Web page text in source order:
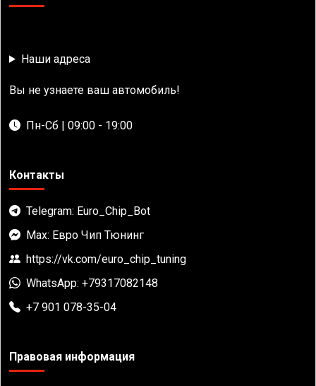
Наши адреса
Вы не узнаете ваш автомобиль!
Пн-Сб | 09:00 - 19:00
Контакты
Telegram: Euro_Chip_Bot
Max: Евро Чип Тюнинг
https://vk.com/euro_chip_tuning
WhatsApp: +79317082148
+7 901 078-35-04
Правовая информация